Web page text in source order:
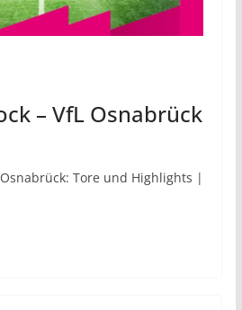
– VfL Osnabrück
Osnabrück: Tore und Highlights |